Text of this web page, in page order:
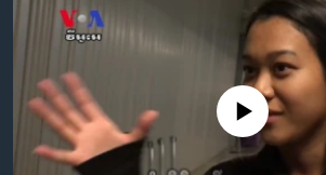
ព្រឹត្តិការណ៍ព័ត៌មាន
វិទ្យុ / ផតខាសថ៍
កម្មវិធីទាំងអស់
No media source currently